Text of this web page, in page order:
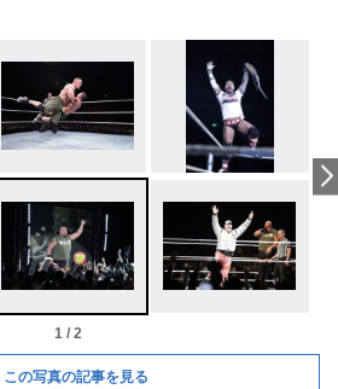
1 / 2
この写真の記事を見る